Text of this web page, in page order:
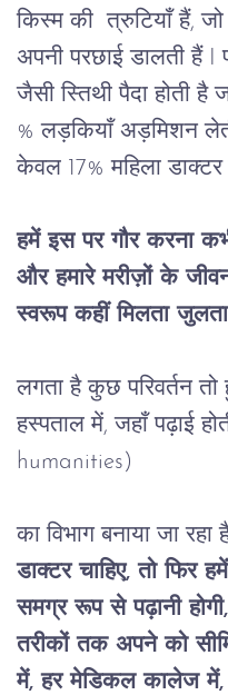
किस्म की  त्रुटियाँ हैं,
अपनी परछाई डालती हैं I
जैसी स्तिथी पैदा होती
% लड़कियाँ अड़मिशन
केवल 17% महिला डाक्टर
हमें इस पर गौर करना
और हमारे मरीज़ों के
स्वरूप कहीं मिलता जुलता
लगता है कुछ परिवर्तन
हस्पताल में, जहाँ पढ़ाई
humanities)
का विभाग बनाया जा रहा
डाक्टर चाहिए, तो फिर
समग्र रूप से पढ़ानी
तरीकों तक अपने को
में, हर मेडिकल कालेज में,